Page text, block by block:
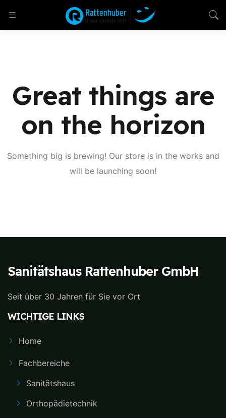
Great things are
on the horizon
Something big is brewing! Our store is in the works and
will be launching soon!
Sanitätshaus Rattenhuber GmbH
Seit über 30 Jahren für Sie vor Ort
WICHTIGE LINKS
Home
Fachbereiche
Sanitätshaus
Orthopädietechnik